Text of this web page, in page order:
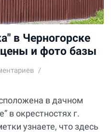
в Черногорске
и фото базы
в дачном
в окрестностях г.
узнаете, что здесь